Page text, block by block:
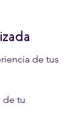
de tus
de tu